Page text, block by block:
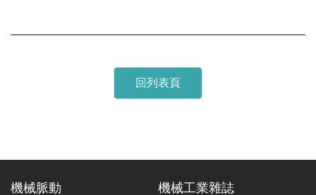
回列表頁
機械脈動 機械工業雜誌